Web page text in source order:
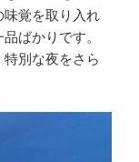
味覚を取り入れ
ばかりです。
別な夜をさら